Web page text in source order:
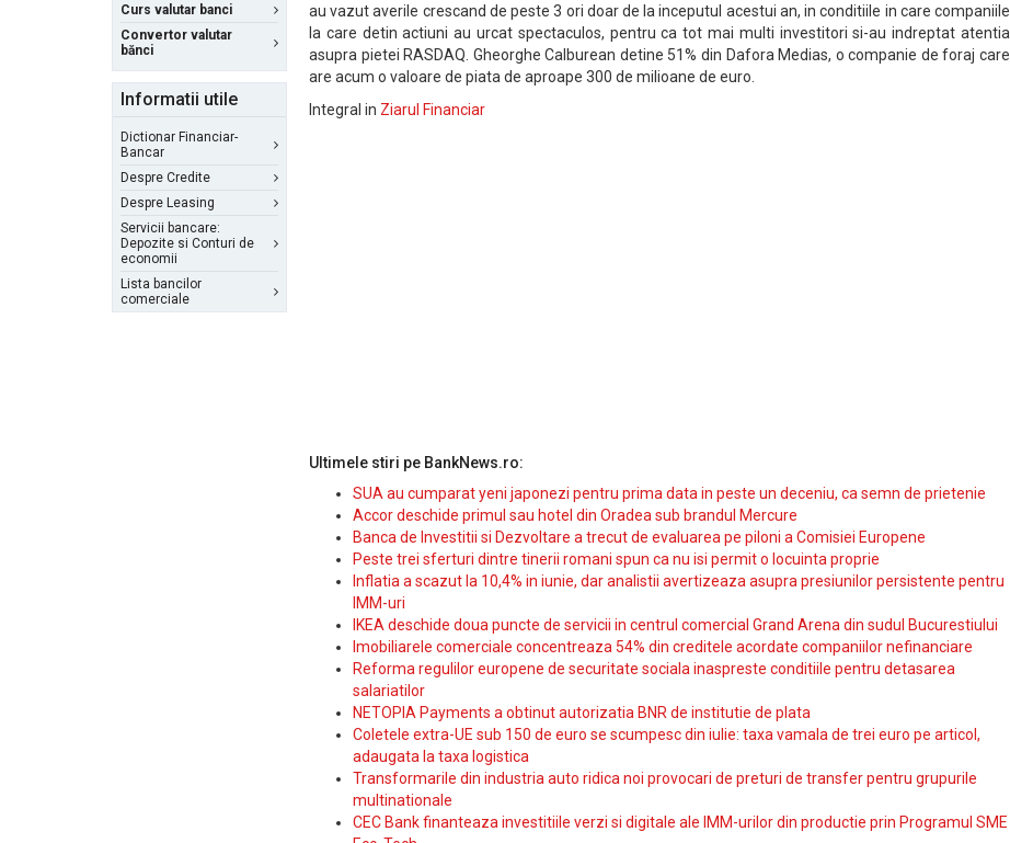
Curs valutar banci
Convertor valutar
bănci
Informatii utile
Dictionar Financiar-
Bancar
Despre Credite
Despre Leasing
Servicii bancare:
Depozite si Conturi de
economii
Lista bancilor
comerciale
au vazut averile crescand de peste 3 ori doar de la inceputul acestui an, in conditiile in care companiile
la care detin actiuni au urcat spectaculos, pentru ca tot mai multi investitori si-au indreptat atentia
asupra pietei RASDAQ. Gheorghe Calburean detine 51% din Dafora Medias, o companie de foraj care
are acum o valoare de piata de aproape 300 de milioane de euro.
Integral in Ziarul Financiar
Ultimele stiri pe BankNews.ro:
SUA au cumparat yeni japonezi pentru prima data in peste un deceniu, ca semn de prietenie
Accor deschide primul sau hotel din Oradea sub brandul Mercure
Banca de Investitii si Dezvoltare a trecut de evaluarea pe piloni a Comisiei Europene
Peste trei sferturi dintre tinerii romani spun ca nu isi permit o locuinta proprie
Inflatia a scazut la 10,4% in iunie, dar analistii avertizeaza asupra presiunilor persistente pentru
IMM-uri
IKEA deschide doua puncte de servicii in centrul comercial Grand Arena din sudul Bucurestiului
Imobiliarele comerciale concentreaza 54% din creditele acordate companiilor nefinanciare
Reforma regulilor europene de securitate sociala inaspreste conditiile pentru detasarea
salariatilor
NETOPIA Payments a obtinut autorizatia BNR de institutie de plata
Coletele extra-UE sub 150 de euro se scumpesc din iulie: taxa vamala de trei euro pe articol,
adaugata la taxa logistica
Transformarile din industria auto ridica noi provocari de preturi de transfer pentru grupurile
multinationale
CEC Bank finanteaza investitiile verzi si digitale ale IMM-urilor din productie prin Programul SME